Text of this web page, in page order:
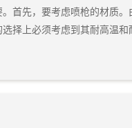
。首先，要考虑喷枪的材
择上必须考虑到其耐高温和